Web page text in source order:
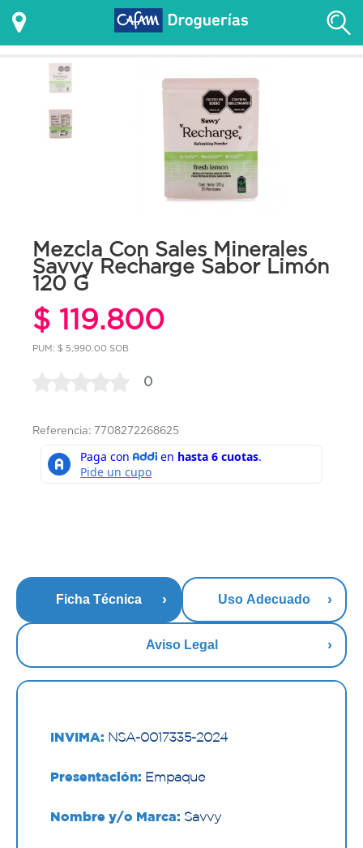
Mezcla Con Sales Minerales
Savvy Recharge Sabor Limón
120 G
$ 119.800
PUM: $ 5,990.00 SOB
0
Referencia: 7708272268625
Ficha Técnica Uso Adecuado
Aviso Legal
INVIMA: NSA-0017335-2024
Presentación: Empaque
Nombre y/o Marca: Savvy